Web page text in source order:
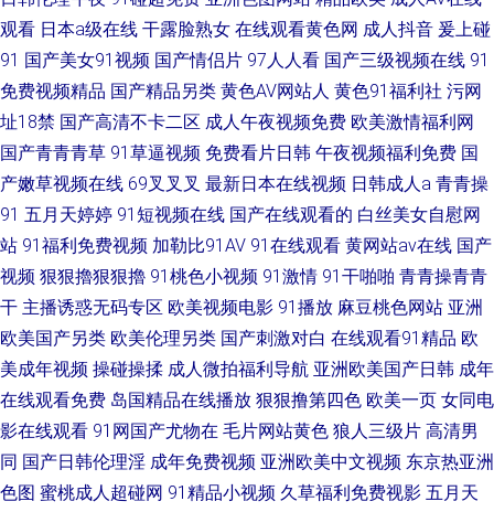
观看 日本a级在线 干露脸熟女 在线观看黄色网 成人抖音 爰上碰
91 国产美女91视频 国产情侣片 97人人看 国产三级视频在线 91
免费视频精品 国产精品另类 黄色AV网站人 黄色91福利社 污网
址18禁 国产高清不卡二区 成人午夜视频免费 欧美激情福利网
国产青青青草 91草逼视频 免费看片日韩 午夜视频福利免费 国
产嫩草视频在线 69叉叉叉 最新日本在线视频 日韩成人a 青青操
91 五月天婷婷 91短视频在线 国产在线观看的 白丝美女自慰网
站 91福利免费视频 加勒比91AV 91在线观看 黄网站av在线 国产
视频 狠狠擼狠狠擼 91桃色小视频 91激情 91干啪啪 青青操青青
干 主播诱惑无码专区 欧美视频电影 91播放 麻豆桃色网站 亚洲
欧美国产另类 欧美伦理另类 国产刺激对白 在线观看91精品 欧
美成年视频 操碰操揉 成人微拍福利导航 亚洲欧美国产日韩 成年
在线观看免费 岛国精品在线播放 狠狠撸第四色 欧美一页 女同电
影在线观看 91网国产尤物在 毛片网站黄色 狼人三级片 高清男
同 国产日韩伦理淫 成年免费视频 亚洲欧美中文视频 东京热亚洲
色图 蜜桃成人超碰网 91精品小视频 久草福利免费视影 五月天